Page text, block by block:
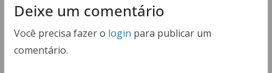
Deixe um comentário
Você precisa fazer o login para publicar um
comentário.